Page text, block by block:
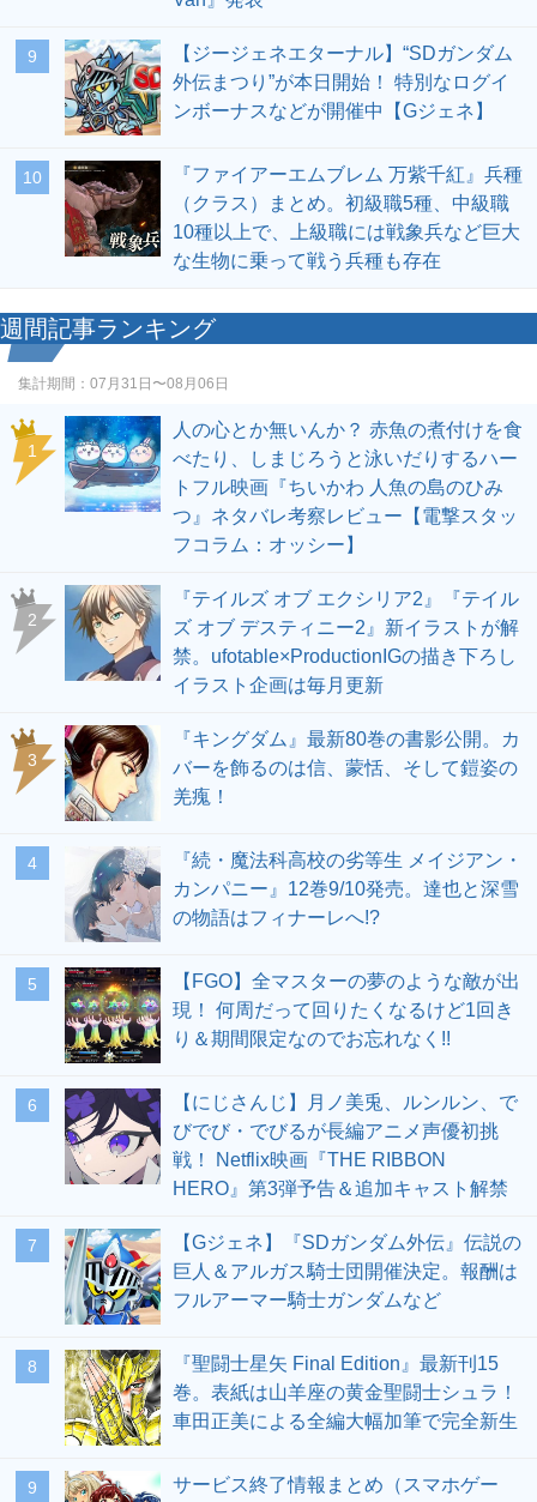
9
【ジージェネエターナル】“SDガンダム
外伝まつり”が本日開始！ 特別なログイ
ンボーナスなどが開催中【Gジェネ】
10
『ファイアーエムブレム 万紫千紅』兵種
（クラス）まとめ。初級職5種、中級職
10種以上で、上級職には戦象兵など巨大
な生物に乗って戦う兵種も存在
週間記事ランキング
集計期間： 07月31日〜08月06日
1
人の心とか無いんか？ 赤魚の煮付けを食
べたり、しまじろうと泳いだりするハー
トフル映画『ちいかわ 人魚の島のひみ
つ』ネタバレ考察レビュー【電撃スタッ
フコラム：オッシー】
2
『テイルズ オブ エクシリア2』『テイル
ズ オブ デスティニー2』新イラストが解
禁。ufotable×ProductionIGの描き下ろし
イラスト企画は毎月更新
3
『キングダム』最新80巻の書影公開。カ
バーを飾るのは信、蒙恬、そして鎧姿の
羌瘣！
4
『続・魔法科高校の劣等生 メイジアン・
カンパニー』12巻9/10発売。達也と深雪
の物語はフィナーレへ!?
5
【FGO】全マスターの夢のような敵が出
現！ 何周だって回りたくなるけど1回き
り＆期間限定なのでお忘れなく!!
6
【にじさんじ】月ノ美兎、ルンルン、で
びでび・でびるが長編アニメ声優初挑
戦！ Netflix映画『THE RIBBON
HERO』第3弾予告＆追加キャスト解禁
7
【Gジェネ】『SDガンダム外伝』伝説の
巨人＆アルガス騎士団開催決定。報酬は
フルアーマー騎士ガンダムなど
8
『聖闘士星矢 Final Edition』最新刊15
巻。表紙は山羊座の黄金聖闘士シュラ！
車田正美による全編大幅加筆で完全新生
9
サービス終了情報まとめ（スマホゲー